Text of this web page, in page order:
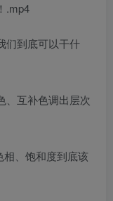
.mp4
们到底可以干什
、互补色调出层次
、饱和度到底该